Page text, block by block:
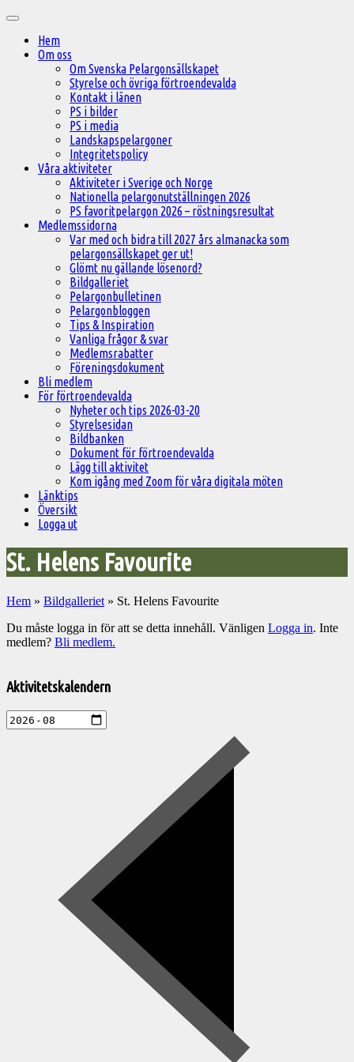
innehåll
Huvudmeny
Hem
Om oss
Om Svenska Pelargonsällskapet
Styrelse och övriga förtroendevalda
Kontakt i länen
PS i bilder
PS i media
Landskapspelargoner
Integritetspolicy
Våra aktiviteter
Aktiviteter i Sverige och Norge
Nationella pelargonutställningen 2026
PS favoritpelargon 2026 – röstningsresultat
Medlemssidorna
Var med och bidra till 2027 års almanacka som
pelargonsällskapet ger ut!
Glömt nu gällande lösenord?
Bildgalleriet
Pelargonbulletinen
Pelargonbloggen
Tips & Inspiration
Vanliga frågor & svar
Medlemsrabatter
Föreningsdokument
Bli medlem
För förtroendevalda
Nyheter och tips 2026-03-20
Styrelsesidan
Bildbanken
Dokument för förtroendevalda
Lägg till aktivitet
Kom igång med Zoom för våra digitala möten
Länktips
Översikt
Logga ut
St. Helens Favourite
Hem » Bildgalleriet » St. Helens Favourite
Du måste logga in för att se detta innehåll. Vänligen Logga in. Inte
medlem? Bli medlem.
till
aktiviteter
Aktivitetskalendern